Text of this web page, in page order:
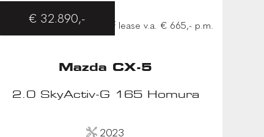
€ 32.890,- of lease v.a. € 665,- p.m.
Mazda CX-5
2.0 SkyActiv-G 165 Homura
2023